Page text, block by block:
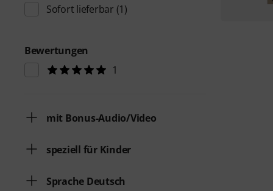
Sofort lieferbar (1)
Bewertungen
1
mit Bonus-Audio/Video
speziell für Kinder
Sprache Deutsch